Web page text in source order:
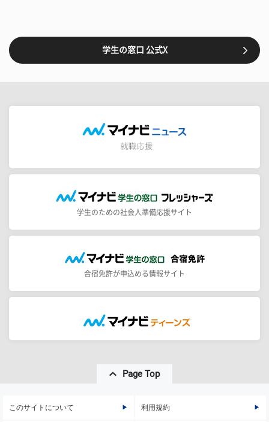
学生の窓口 公式X
学生のための社会人準備応援サイト
合宿免許が申込める情報サイト
Page Top
このサイトについて 利用規約